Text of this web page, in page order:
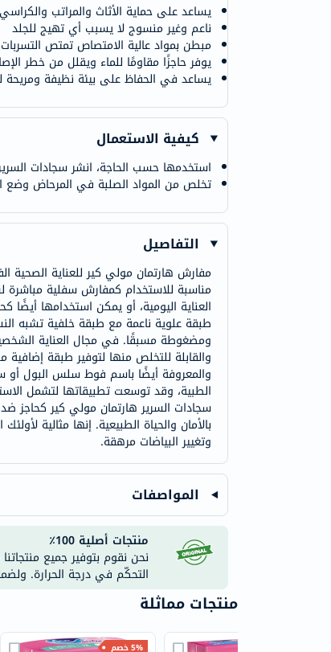
يساعد على حماية الأثاث والمراتب
ناعم وغير منسوج لا يسبب أي تهيج للجلد
مبطن بمواد عالية الامتصاص تمتص التسربات
يوفر حاجزًا مقاومًا للماء ويقلل من خطر
يساعد في الحفاظ على بيئة نظيفة ومريحة
كيفية الاستعمال
استخدمها حسب الحاجة، انشر سجادات
تخلص من المواد الصلبة في المرحاض وضع
التفاصيل
مناسبة للاستخدام كمفارش سفلية مباشرة
العناية اليومية، أو يمكن استخدامها
طبقة علوية ناعمة مع طبقة خلفية تشبه
ومضغوطة مسبقًا. في مجال العناية
والقابلة للتخلص منها لتوفير طبقة
والمعروفة أيضًا باسم فوط سلس البول أو
الطبية، وقد توسعت تطبيقاتها لتشمل
سجادات السرير هارتمان مولي كير كحاجز
بالأمان والحياة الطبيعية. إنها مثالية
وتغيير البياضات مرهقة.
المواصفات
منتجات أصلية 100٪
نحن نقوم بتوفير جميع
التحكّم في درجة الحرارة.
منتجات مماثلة
5% خصم